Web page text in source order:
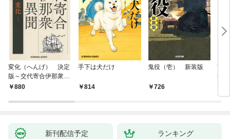
変化（へんげ） 決定
版～交代寄合伊那衆異
聞（1）～
880
手下は犬だけ
814
鬼役（壱） 新装版
726
南
舟
新刊配信予定 ランキング